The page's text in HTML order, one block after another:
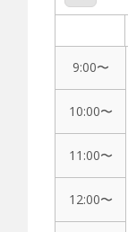
9:00〜
10:00〜
11:00〜
12:00〜